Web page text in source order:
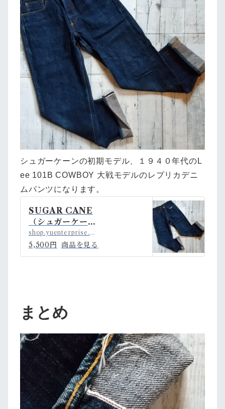
シュガーケーンの初期モデル、１９４０年代のL
ee 101B COWBOY 大戦モデルのレプリカデニ
ムパンツになります。
SUGAR CANE
（シュガーケー
ン） Lee 大戦モ
デル RankC☆
アメカジ古着ファ
店 powered by
BASE
shop.yuenterprise.shop
5,500円 商品を見る
まとめ